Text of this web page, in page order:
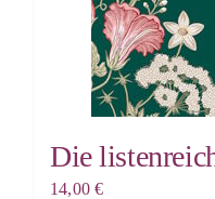
Die
14,00€